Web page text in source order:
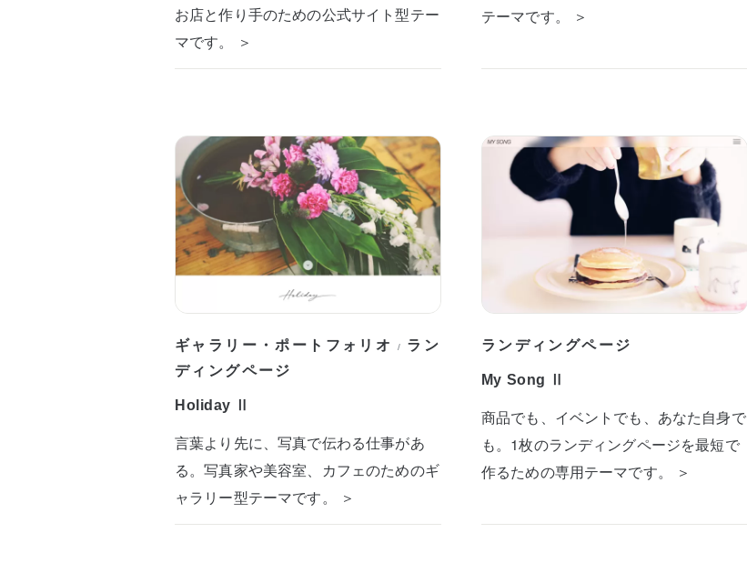
お店と作り手のための公式サイト型テー
マです。 ＞
テーマです。 ＞
ギャラリー・ポートフォリオ / ラン
ディングページ
Holiday Ⅱ
言葉より先に、写真で伝わる仕事があ
る。写真家や美容室、カフェのためのギ
ャラリー型テーマです。 ＞
ランディングページ
My Song Ⅱ
商品でも、イベントでも、あなた自身で
も。1枚のランディングページを最短で
作るための専用テーマです。 ＞